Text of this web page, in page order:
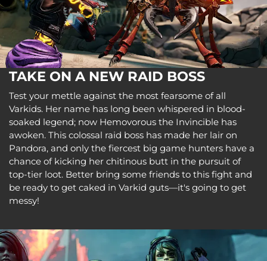
TAKE ON A NEW RAID BOSS
Test your mettle against the most fearsome of all
Varkids. Her name has long been whispered in blood-
soaked legend; now Hemovorous the Invincible has
awoken. This colossal raid boss has made her lair on
Pandora, and only the fiercest big game hunters have a
chance of kicking her chitinous butt in the pursuit of
top-tier loot. Better bring some friends to this fight and
be ready to get caked in Varkid guts—it's going to get
messy!